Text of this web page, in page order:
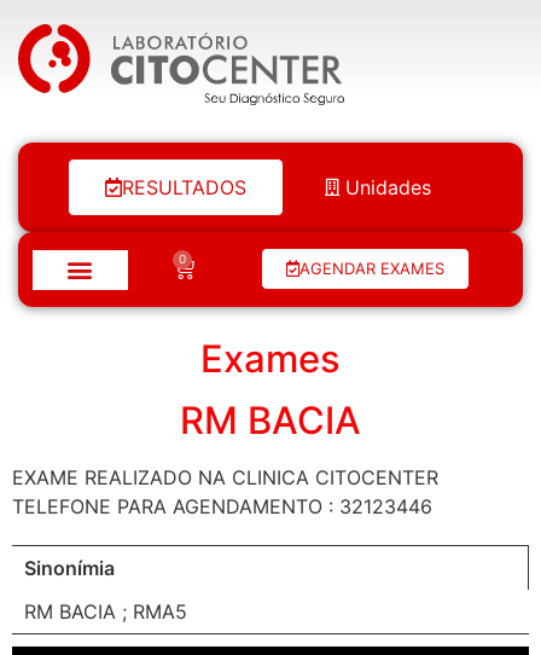
Laboratório Citocenter
RESULTADOS Unidades
0 AGENDAR EXAMES
Exames
RM BACIA
EXAME REALIZADO NA CLINICA CITOCENTER
TELEFONE PARA AGENDAMENTO : 32123446
Sinonímia
RM BACIA ; RMA5